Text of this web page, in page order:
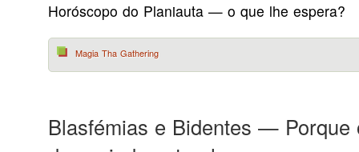
Horóscopo do Planiauta — o que lhe espera?
Magia Tha Gathering
Blasfémias e Bidentes — Porque